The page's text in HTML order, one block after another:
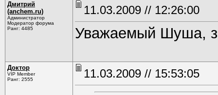
Дмитрий
(anchem.ru)
Администратор
Модератор форума
Ранг: 4485
11.03.2009 // 12:26:00
Уважаемый Шуша,
Доктор
VIP Member
Ранг: 2555
11.03.2009 // 15:53:05